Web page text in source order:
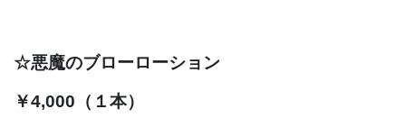
☆悪魔のブローローション
￥4,000（１本）